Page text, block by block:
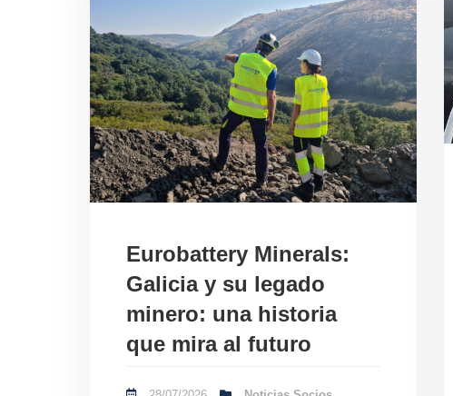
Eurobattery Minerals:
Galicia y su legado
minero: una historia
que mira al futuro